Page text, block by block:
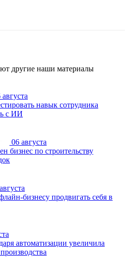
другие наши материалы
августа
навык сотрудника
с ИИ
06 августа
бизнес по строительству
бизнесу продвигать себя в
автоматизации увеличила